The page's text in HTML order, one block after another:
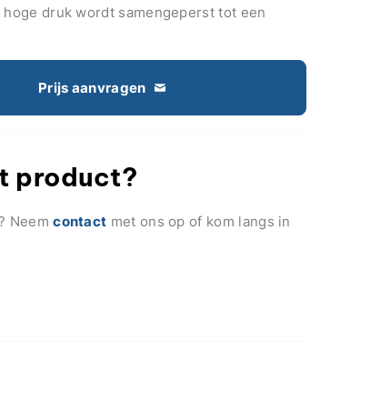
druk wordt samengeperst tot een
Prijs aanvragen
product?
Neemcontact met ons op of kom langs in